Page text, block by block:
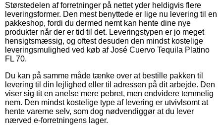
Størstedelen af forretninger på nettet yder heldigvis flere
leveringsformer. Den mest benyttede er lige nu levering til en
pakkeshop, fordi du dermed nemt kan hente dine nye
produkter når der er tid til det. Leveringstypen er jo meget
hensigtsmæssig, og oftest desuden den mindst kostelige
leveringsmulighed ved køb af José Cuervo Tequila Platino
FL 70.
Du kan på samme måde tænke over at bestille pakken til
levering til din lejlighed eller til adressen på dit arbejde. Den
viser sig tit en anelse mere pebret, men endvidere temmelig
nem. Den mindst kostelige type af levering er utvivlsomt at
hente varerne selv, som dog nødvendiggør at du lever
nærved e-forretningens lager.